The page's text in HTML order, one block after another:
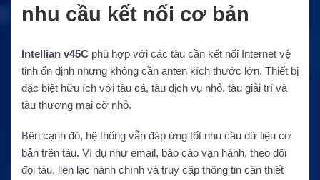
nhu cầu kết nối cơ bản
Intellian v45C phù hợp với các tàu cần kết nối Internet vệ
tinh ổn định nhưng không cần anten kích thước lớn. Thiết bị
đặc biệt hữu ích với tàu cá, tàu dịch vụ nhỏ, tàu giải trí và
tàu thương mại cỡ nhỏ.
Bên cạnh đó, hệ thống vẫn đáp ứng tốt nhu cầu dữ liệu cơ
bản trên tàu. Ví dụ như email, báo cáo vận hành, theo dõi
đội tàu, liên lạc hành chính và truy cập thông tin cần thiết